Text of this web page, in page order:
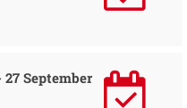
September